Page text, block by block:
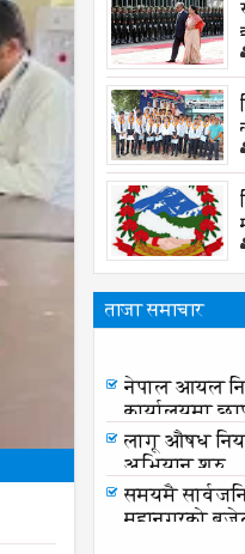
ताजा समाचार
कार्यालयमा
नेपाल आयल
कार्यालयमा
लागू औषध
अभियान शुरु
समयमै